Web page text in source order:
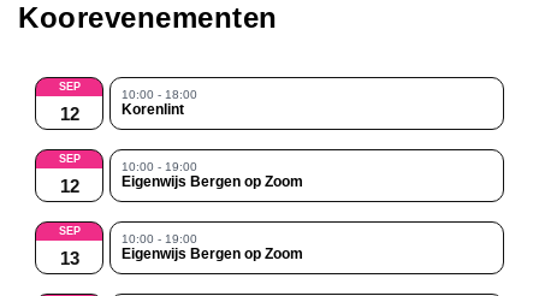
Koorevenementen
SEP
12
10:00 - 18:00
Korenlint
SEP
12
10:00 - 19:00
Eigenwijs Bergen op Zoom
SEP
13
10:00 - 19:00
Eigenwijs Bergen op Zoom